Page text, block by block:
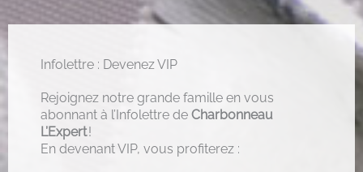
Infolettre : Devenez VIP
Rejoignez notre grande famille en vous
abonnant à l’Infolettre de Charbonneau
L’Expert!
En devenant VIP, vous profiterez :